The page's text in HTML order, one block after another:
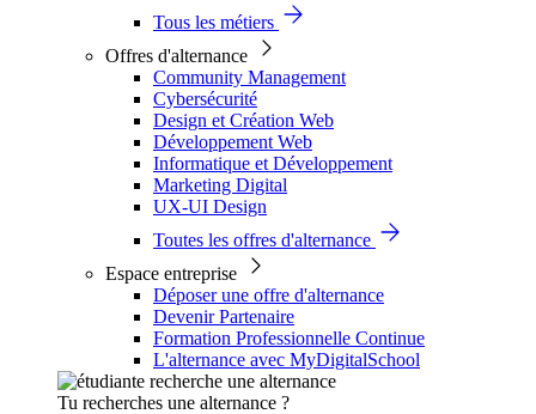
Tous les métiers
Offres d'alternance
Community Management
Cybersécurité
Design et Création Web
Développement Web
Informatique et Développement
Marketing Digital
UX-UI Design
Toutes les offres d'alternance
Espace entreprise
Déposer une offre d'alternance
Devenir Partenaire
Formation Professionnelle Continue
L'alternance avec MyDigitalSchool
Tu recherches une alternance ?